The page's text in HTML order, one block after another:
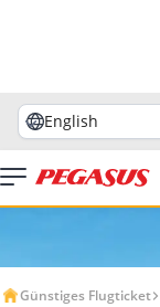
English
Günstiges Flugticket